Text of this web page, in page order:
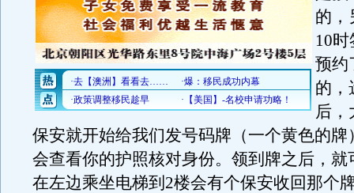
的，
10
预约
的，
后，
保安就开始给我们发号码牌（一个黄色的牌
会查看你的护照核对身份。领到牌之后，就
在左边乘坐电梯到2楼会有个保安收回那个